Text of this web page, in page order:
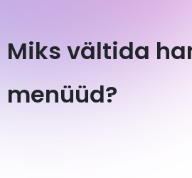
Miks vältida
menüüd?